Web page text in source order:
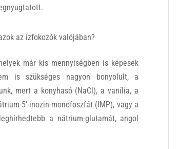
az ízfokozók valójában?
már kis mennyiségben is képesek
is szükséges nagyon bonyolult, a
mert a konyhasó (NaCl), a vanília, a
5’-inozin-monofoszfát (IMP), vagy a
a nátrium-glutamát, angol